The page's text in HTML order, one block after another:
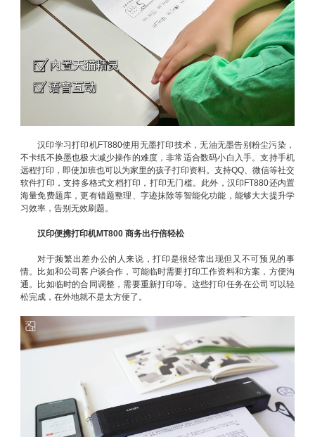
汉印学习打印机FT880使用无墨打印技术，无油无墨告别粉尘污染，
不卡纸不换墨也极大减少操作的难度，非常适合数码小白入手。支持手机
远程打印，即使加班也可以为家里的孩子打印资料。支持QQ、微信等社交
软件打印，支持多格式文档打印，打印无门槛。此外，汉印FT880还内置
海量免费题库，更有错题整理、字迹抹除等智能化功能，能够大大提升学
习效率，告别无效刷题。
汉印便携打印机MT800 商务出行倍轻松
对于频繁出差办公的人来说，打印是很经常出现但又不可预见的事
情。比如和公司客户谈合作，可能临时需要打印工作资料和方案，方便沟
通。比如临时的合同调整，需要重新打印等。这些打印任务在公司可以轻
松完成，在外地就不是太方便了。